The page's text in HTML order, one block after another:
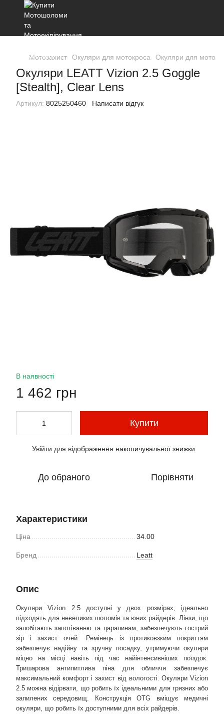
Мотозахист Окуляри для мотокроса Окуляри для
Окуляри LEATT Vizion 2.5 Goggle
[Stealth], Clear Lens
Артикул: 8025250460 Написати відгук
В наявності
1 462 грн
Купити
Увійти для відображення накопичувальної знижки
До обраного Порівняти
Характеристики
Ціна 34.00
Бренд Leatt
Опис
Окуляри Vizion 2.5 доступні у двох розмірах, ідеально
підходять для невеликих шоломів та юних райдерів. Лінзи, що
запобігають запотіванню та царапинам, забезпечують гострий
зір і захист очей. Ремінець із протиковзким покриттям
забезпечує надійну та зручну посадку, утримуючи окуляри
міцно на місці навіть під час найінтенсивніших поїздок.
Тришарова антипитлива піна для обличчя забезпечує
максимальний комфорт і захист від вологості. Окуляри Vizion
2.5 можна відірвати, що робить їх ідеальними для грязних або
запилених середовищ. Конструкція OTG вміщує медичні
окуляри, що робить їх доступними для всіх райдерів.